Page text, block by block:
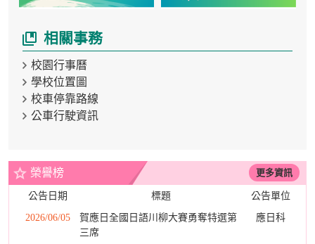
相關事務
校園行事曆
學校位置圖
校車停靠路線
公車行駛資訊
榮譽榜 更多資訊
公告日期 標題 公告單位
2026/06/05
賀應日全國日語川柳大賽勇奪特選第
三席
應日科